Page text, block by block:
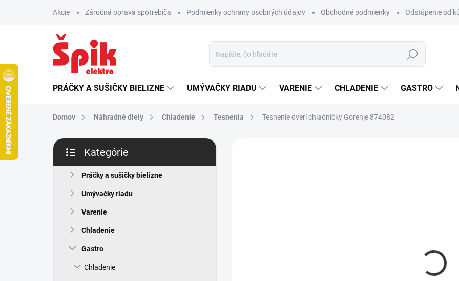
Akcie Záručná oprava spotrebiča Podmienky ochrany osobných údajov Obchodné podmienky Odstúpenie od
Hľadať
PRÁČKY A SUŠIČKY BIELIZNE UMÝVAČKY RIADU VARENIE CHLADENIE GASTRO
Domov Náhradné diely Chladenie Tesnenia Tesnenie dverí chladničky Gorenje 874082
B
č
kategórie
Kategórie
Práčky a sušičky bielizne
Umývačky riadu
Varenie
Chladenie
Gastro
Chladenie